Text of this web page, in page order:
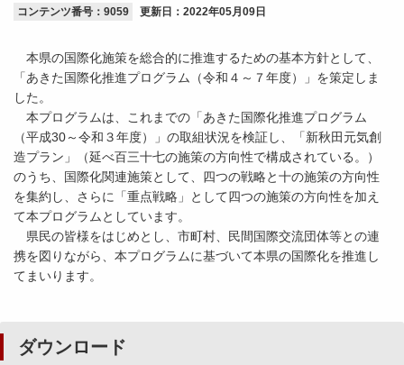
コンテンツ番号：9059 更新日： 2022年05月09日
本県の国際化施策を総合的に推進するための基本方針として、
「あきた国際化推進プログラム（令和４～７年度）」を策定しま
した。
本プログラムは、これまでの「あきた国際化推進プログラム
（平成30～令和３年度）」の取組状況を検証し、「新秋田元気創
造プラン」（延べ百三十七の施策の方向性で構成されている。）
のうち、国際化関連施策として、四つの戦略と十の施策の方向性
を集約し、さらに「重点戦略」として四つの施策の方向性を加え
て本プログラムとしています。
県民の皆様をはじめとし、市町村、民間国際交流団体等との連
携を図りながら、本プログラムに基づいて本県の国際化を推進し
てまいります。
ダウンロード